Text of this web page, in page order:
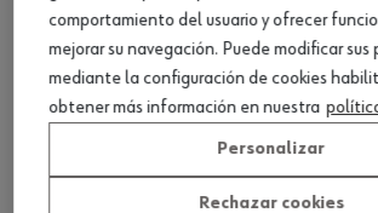
Paleta de albañil, inoxidable,
compo.
Ver producto
comportamiento del usuario y ofrecer
mejorar su navegación. Puede modificar sus
mediante la configuración de cookies
obtener más información en nuestra
Personalizar
Rechazar cookies